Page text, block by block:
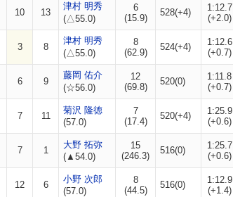
10 13
津村 明秀
(△55.0)
6
(15.9)
528(+4)
1:12.7
(+2.0)
3 8
津村 明秀
(△55.0)
8
(62.9)
524(+4)
1:12.6
(+0.7)
6 9
藤岡 佑介
(☆56.0)
12
(69.8)
520(0)
1:11.8
(+0.7)
7 11
菊沢 隆徳
(57.0)
7
(17.4)
520(+4)
1:25.9
(+0.6)
7 1
大野 拓弥
(▲54.0)
15
(246.3)
516(0)
1:25.7
(+0.6)
12 6
小野 次郎
(57.0)
8
(44.5)
516(0)
1:12.9
(+1.4)